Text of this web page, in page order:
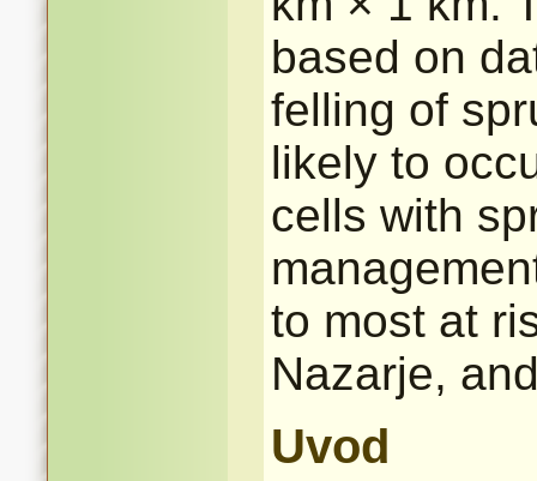
based on
felling of
likely to
cells with
to most at
Nazarje,
Uvod